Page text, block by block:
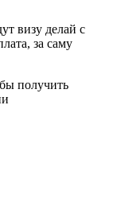
визу делай с
за саму
получить